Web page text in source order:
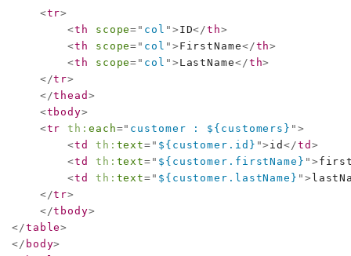
<tr>
<th scope= " col " > ID</th>
<th scope= " col " > FirstName</th>
<th scope= " col " > LastName</th>
</tr>
</thead >
<tbody>
<tr th: each=" customer : ${customers} " >
<td th: text= " ${customer.id} "> id</td >
<td th: text= " ${customer.firstName} " >
<td th: text= " ${customer.lastName} " >
</tr>
</tbody>
</table>
</ body>